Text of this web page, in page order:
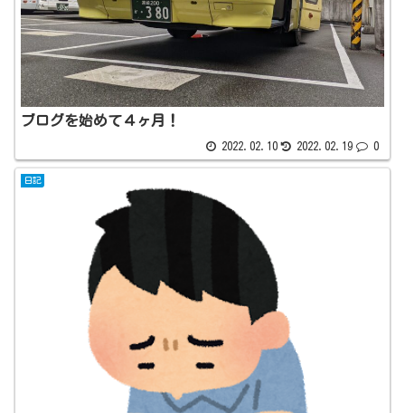
ブログを始めて４ヶ月！
2022.02.10 2022.02.19 0
日記